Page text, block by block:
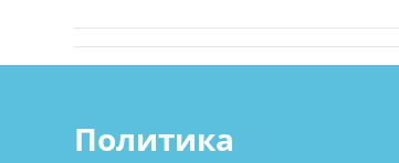
Политика